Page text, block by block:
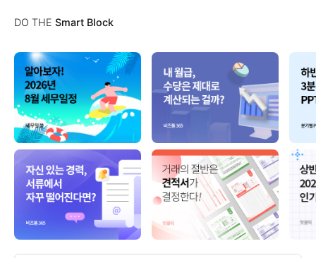
DO THE Smart Block